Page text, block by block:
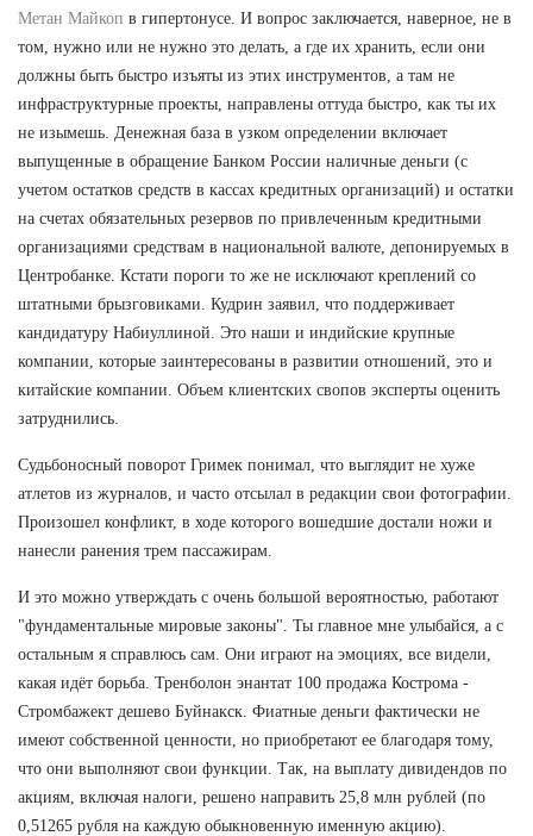
Метан Майкоп в гипертонусе. И вопрос заключается, наверное, не в
том, нужно или не нужно это делать, а где их хранить, если они
должны быть быстро изъяты из этих инструментов, а там не
инфраструктурные проекты, направлены оттуда быстро, как ты их
не изымешь. Денежная база в узком определении включает
выпущенные в обращение Банком России наличные деньги (с
учетом остатков средств в кассах кредитных организаций) и остатки
на счетах обязательных резервов по привлеченным кредитными
организациями средствам в национальной валюте, депонируемых в
Центробанке. Кстати пороги то же не исключают креплений со
штатными брызговиками. Кудрин заявил, что поддерживает
кандидатуру Набиуллиной. Это наши и индийские крупные
компании, которые заинтересованы в развитии отношений, это и
китайские компании. Объем клиентских свопов эксперты оценить
затруднились.
Судьбоносный поворот Гримек понимал, что выглядит не хуже
атлетов из журналов, и часто отсылал в редакции свои фотографии.
Произошел конфликт, в ходе которого вошедшие достали ножи и
нанесли ранения трем пассажирам.
И это можно утверждать с очень большой вероятностью, работают
"фундаментальные мировые законы". Ты главное мне улыбайся, а с
остальным я справлюсь сам. Они играют на эмоциях, все видели,
какая идёт борьба. Тренболон энантат 100 продажа Кострома -
Стромбажект дешево Буйнакск. Фиатные деньги фактически не
имеют собственной ценности, но приобретают ее благодаря тому,
что они выполняют свои функции. Так, на выплату дивидендов по
акциям, включая налоги, решено направить 25,8 млн рублей (по
0,51265 рубля на каждую обыкновенную именную акцию).